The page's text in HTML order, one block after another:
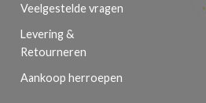
Veelgestelde vragen
Levering &
Retourneren
Aankoop herroepen